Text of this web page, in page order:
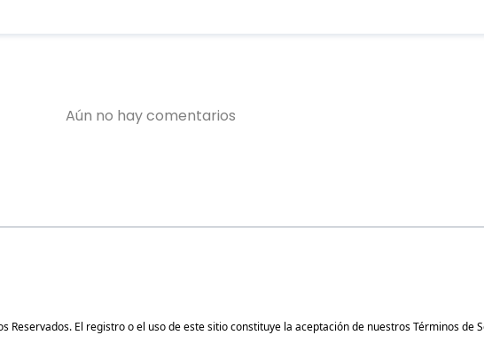
Reservados. El registro o el uso de este sitio constituye la aceptación de nuestrosTérminos de